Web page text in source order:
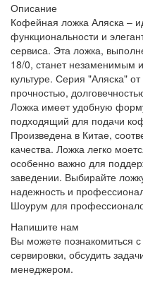
Описание
Кофейная ложка Аляска –
функциональности и
сервиса. Эта ложка,
18/0, станет незаменимым
культуре. Серия "Аляска"
прочностью,
Ложка имеет удобную
подходящий для подачи
Произведена в Китае,
качества. Ложка легко
особенно важно для
заведении. Выбирайте
надежность и
Шоурум для
Напишите нам
Вы можете познакомиться
сервировки, обсудить
менеджером.